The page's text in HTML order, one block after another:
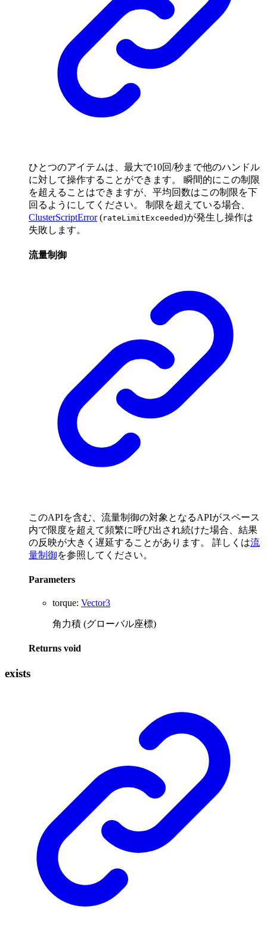
ひとつのアイテムは、最大で10回/秒まで他のハンドル
に対して操作することができます。 瞬間的にこの制限
を超えることはできますが、平均回数はこの制限を下
回るようにしてください。 制限を超えている場合、
ClusterScriptError(rateLimitExceeded)が発生し操作は
失敗します。
流量制御
このAPIを含む、流量制御の対象となるAPIがスペース
内で限度を超えて頻繁に呼び出され続けた場合、結果
の反映が大きく遅延することがあります。 詳しくは流
量制御を参照してください。
Parameters
torque: Vector3
角力積 (グローバル座標)
Returns void
exists